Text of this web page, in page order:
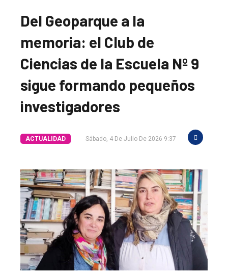
Del Geoparque a la
memoria: el Club de
Ciencias de la Escuela Nº 9
sigue formando pequeños
investigadores
ACTUALIDAD Sábado, 4 De Julio De 2026 9:37